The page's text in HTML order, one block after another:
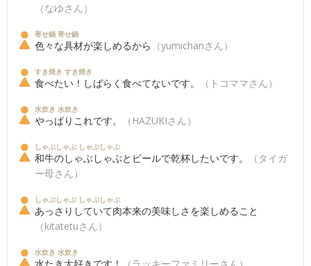
（なゆさん）
寄せ鍋 寄せ鍋
色々な具材が楽しめるから （yumichanさん）
すき焼き すき焼き
食べたい！しばらく食べてないです。 （トコママさん）
水炊き 水炊き
やっぱりこれです。 （HAZUKIさん）
しゃぶしゃぶ しゃぶしゃぶ
和牛のしゃぶしゃぶとビールで乾杯したいです。
（タイガ
ー母さん）
しゃぶしゃぶ しゃぶしゃぶ
あっさりしていて肉本来の美味しさを楽しめること
（kitatetuさん）
水炊き 水炊き
水たき大好きです！ （ラッキーファミリーさん）